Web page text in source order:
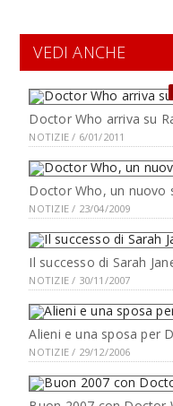
VEDI ANCHE
Doctor Who arriva su
NOTIZIE / 6/01/2011
Doctor Who, un nuovo
NOTIZIE / 23/04/2009
Il successo di Sarah
NOTIZIE / 30/11/2007
Alieni e una sposa per
NOTIZIE / 29/12/2006